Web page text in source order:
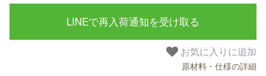
LINEで再入荷通知を受け取る
お気に入りに追加
原材料・仕様の詳細